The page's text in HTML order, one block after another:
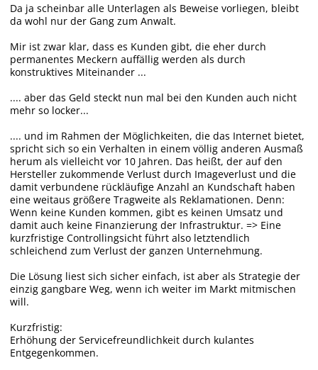
Da ja scheinbar alle Unterlagen als Beweise vorliegen, bleibt
da wohl nur der Gang zum Anwalt.
Mir ist zwar klar, dass es Kunden gibt, die eher durch
permanentes Meckern auffällig werden als durch
konstruktives Miteinander ...
.... aber das Geld steckt nun mal bei den Kunden auch nicht
mehr so locker...
.... und im Rahmen der Möglichkeiten, die das Internet bietet,
spricht sich so ein Verhalten in einem völlig anderen Ausmaß
herum als vielleicht vor 10 Jahren. Das heißt, der auf den
Hersteller zukommende Verlust durch Imageverlust und die
damit verbundene rückläufige Anzahl an Kundschaft haben
eine weitaus größere Tragweite als Reklamationen. Denn:
Wenn keine Kunden kommen, gibt es keinen Umsatz und
damit auch keine Finanzierung der Infrastruktur. => Eine
kurzfristige Controllingsicht führt also letztendlich
schleichend zum Verlust der ganzen Unternehmung.
Die Lösung liest sich sicher einfach, ist aber als Strategie der
einzig gangbare Weg, wenn ich weiter im Markt mitmischen
will.
Kurzfristig:
Erhöhung der Servicefreundlichkeit durch kulantes
Entgegenkommen.